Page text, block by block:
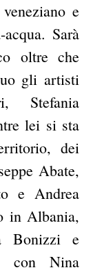
e
Sarà
oltre che
gli artisti
Stefania
lei si sta
dei
Abate,
e Andrea
in Albania,
Bonizzi e
con Nina